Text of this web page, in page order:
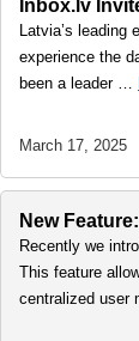
Inbox.lv
Latvia’s leading
experience the
been a leader …
March 17, 2025
New
Recently we
This feature
centralized user